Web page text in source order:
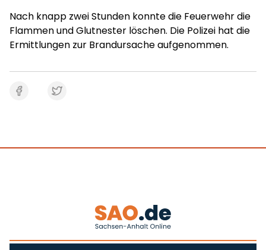
Nach knapp zwei Stunden konnte die Feuerwehr die
Flammen und Glutnester löschen. Die Polizei hat die
Ermittlungen zur Brandursache aufgenommen.